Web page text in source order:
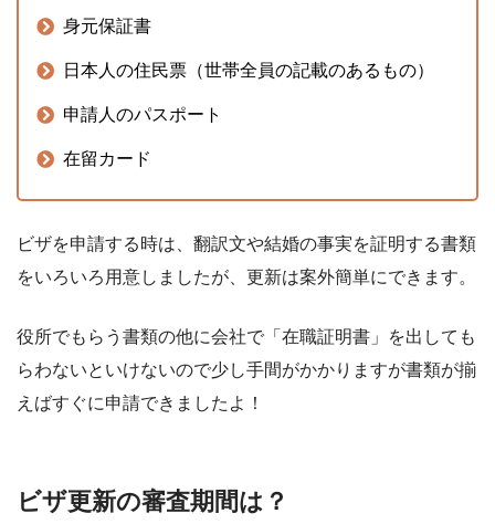
身元保証書
日本人の住民票（世帯全員の記載のあるもの）
申請人のパスポート
在留カード
ビザを申請する時は、翻訳文や結婚の事実を証明する書類
をいろいろ用意しましたが、更新は案外簡単にできます。
役所でもらう書類の他に会社で「在職証明書」を出しても
らわないといけないので少し手間がかかりますが書類が揃
えばすぐに申請できましたよ！
ビザ更新の審査期間は？